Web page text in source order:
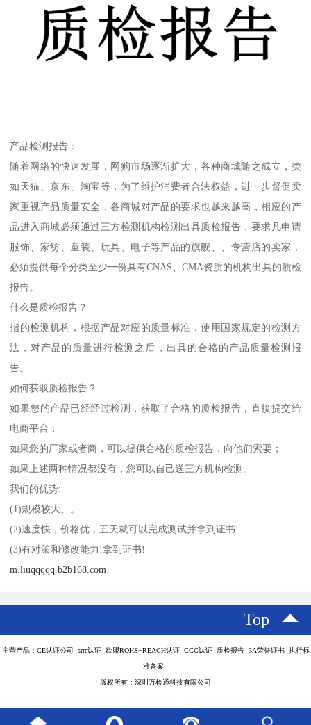
产品检测报告：
随着网络的快速发展，网购市场逐渐扩大，各种商城随之成立，类
如天猫、京东、淘宝等，为了维护消费者合法权益，进一步督促卖
家重视产品质量安全，各商城对产品的要求也越来越高，相应的产
品进入商城必须通过三方检测机构检测出具质检报告，要求凡申请
服饰、家纺、童装、玩具、电子等产品的旗舰、、专营店的卖家，
必须提供每个分类至少一份具有CNAS、CMA资质的机构出具的质检
报告。
什么是质检报告？
指的检测机构，根据产品对应的质量标准，使用国家规定的检测方
法，对产品的质量进行检测之后，出具的合格的产品质量检测报
告。
如何获取质检报告？
如果您的产品已经经过检测，获取了合格的质检报告，直接提交给
电商平台；
如果您的厂家或者商，可以提供合格的质检报告，向他们索要；
如果上述两种情况都没有，您可以自己送三方机构检测。
我们的优势:
(1)规模较大、。
(2)速度快，价格优，五天就可以完成测试并拿到证书!
(3)有对策和修改能力!拿到证书!
m.liuqqqqq.b2b168.com
Top
主营产品：CE认证公司 srrc认证 欧盟ROHS+REACH认证 CCC认证 质检报告 3A荣誉证书 执行标
准备案
版权所有：深圳万检通科技有限公司